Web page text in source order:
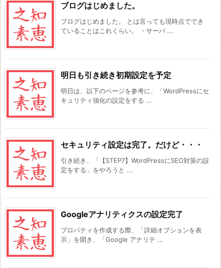
ブログはじめました。
ブログはじめました。 とは言っても現時点ででき
ていることはこれくらい。 ・サーバ ...
明日も引き続き初期設定を予定
明日は、以下のページを参考に、「WordPressにセ
キュリティ強化の設定をする ...
セキュリティ設定は完了。だけど・・・
引き続き、「【STEP7】WordPressにSEO対策の設
定をする」をやろうと ...
Googleアナリティクスの設定完了
プロパティを作成する際、「詳細オプションを表
示」を開き、「Google アナリテ ...